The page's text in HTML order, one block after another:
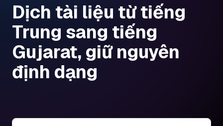
Dịch tài liệu từ tiếng
Trung sang tiếng
Gujarat, giữ nguyên
định dạng